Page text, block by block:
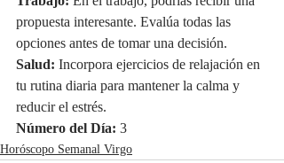
propuesta interesante. Evalúa todas las
opciones antes de tomar una decisión.
Salud: Incorpora ejercicios de relajación en
tu rutina diaria para mantener la calma y
reducir el estrés.
Número del Día: 3
Horóscopo Semanal Virgo